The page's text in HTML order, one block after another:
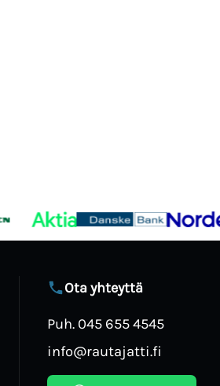
Ota yhteyttä
Puh. 045 655 4545
info@rautajatti.fi